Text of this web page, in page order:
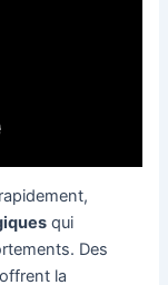
qui
Des
la